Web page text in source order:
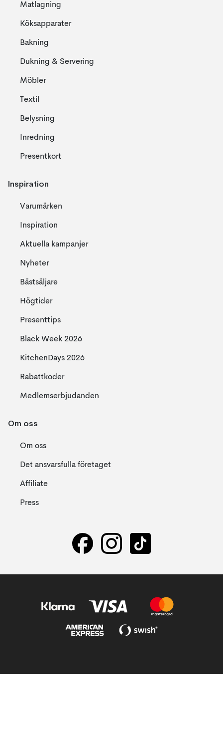
Matlagning
Köksapparater
Bakning
Dukning & Servering
Möbler
Textil
Belysning
Inredning
Presentkort
Inspiration
Varumärken
Inspiration
Aktuella kampanjer
Nyheter
Bästsäljare
Högtider
Presenttips
Black Week 2026
KitchenDays 2026
Rabattkoder
Medlemserbjudanden
Om oss
Om oss
Det ansvarsfulla företaget
Affiliate
Press